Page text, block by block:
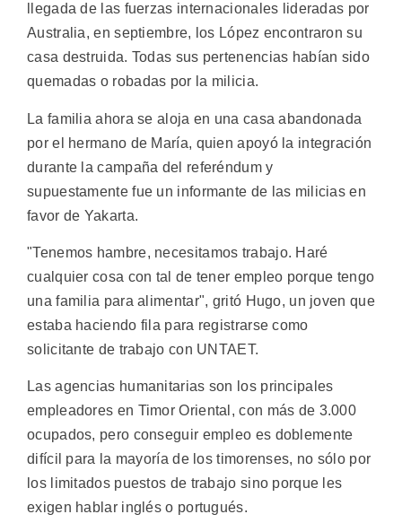
llegada de las fuerzas internacionales lideradas por
Australia, en septiembre, los López encontraron su
casa destruida. Todas sus pertenencias habían sido
quemadas o robadas por la milicia.
La familia ahora se aloja en una casa abandonada
por el hermano de María, quien apoyó la integración
durante la campaña del referéndum y
supuestamente fue un informante de las milicias en
favor de Yakarta.
"Tenemos hambre, necesitamos trabajo. Haré
cualquier cosa con tal de tener empleo porque tengo
una familia para alimentar", gritó Hugo, un joven que
estaba haciendo fila para registrarse como
solicitante de trabajo con UNTAET.
Las agencias humanitarias son los principales
empleadores en Timor Oriental, con más de 3.000
ocupados, pero conseguir empleo es doblemente
difícil para la mayoría de los timorenses, no sólo por
los limitados puestos de trabajo sino porque les
exigen hablar inglés o portugués.